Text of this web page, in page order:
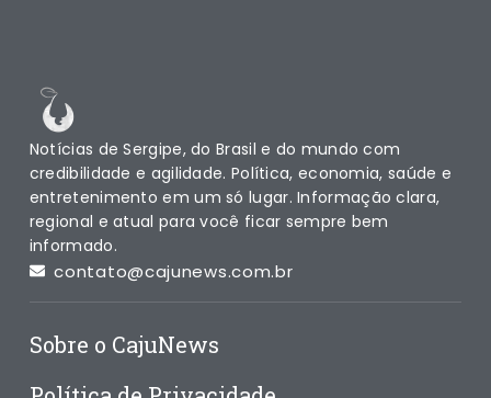
Notícias de Sergipe, do Brasil e do mundo com
credibilidade e agilidade. Política, economia, saúde e
entretenimento em um só lugar. Informação clara,
regional e atual para você ficar sempre bem
informado.
contato@cajunews.com.br
Sobre o CajuNews